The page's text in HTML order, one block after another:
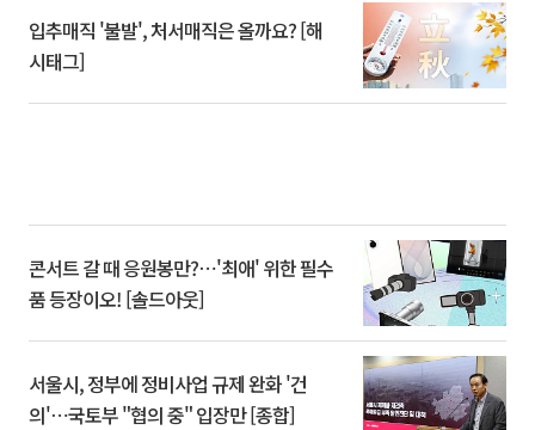
입추매직 '불발', 처서매직은 올까요? [해
시태그]
콘서트 갈 때 응원봉만?⋯'최애' 위한 필수
품 등장이오! [솔드아웃]
서울시, 정부에 정비사업 규제 완화 '건
의'⋯국토부 "협의 중" 입장만 [종합]